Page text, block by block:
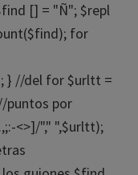
[] = "Ñ"; $repl
for
} //del for $urltt =
puntos por
<>]/"," ",$urltt);